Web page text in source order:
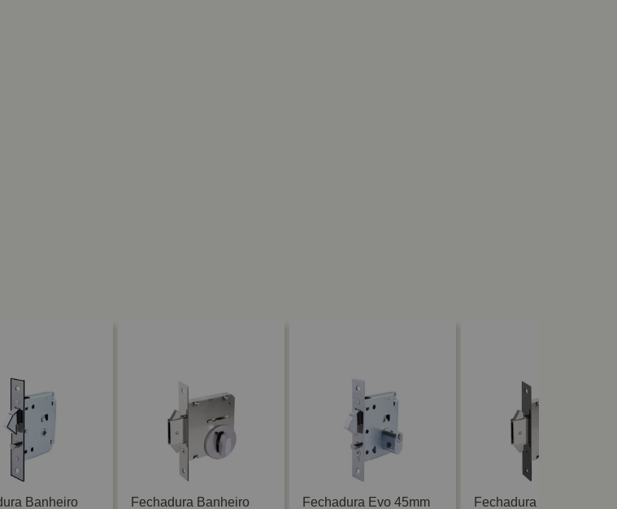
Banheiro
Fechadura Banheiro
Fechadura Evo 45mm
Fechadura Externa Bico